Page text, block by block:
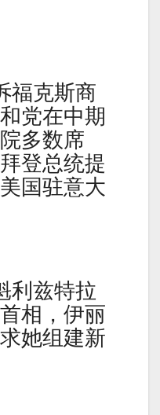
福克斯商
党在中期
多数席
登总统提
国驻意大
利兹特拉
相，伊丽
她组建新